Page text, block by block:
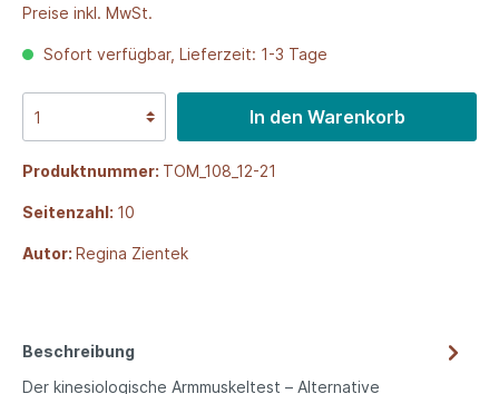
Preise inkl. MwSt.
Sofort verfügbar, Lieferzeit: 1-3 Tage
In den Warenkorb
Produktnummer: TOM_108_12-21
Seitenzahl: 10
Autor: Regina Zientek
Beschreibung
Der kinesiologische Armmuskeltest – Alternative